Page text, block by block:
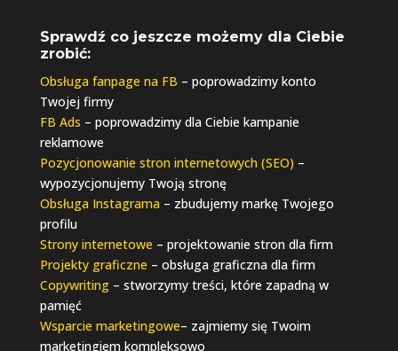
Sprawdź co jeszcze możemy dla Ciebie
zrobić:
Obsługa fanpage na FB – poprowadzimy konto
Twojej firmy
FB Ads – poprowadzimy dla Ciebie kampanie
reklamowe
Pozycjonowanie stron internetowych (SEO) –
wypozycjonujemy Twoją stronę
Obsługa Instagrama– zbudujemy markę Twojego
profilu
Strony internetowe – projektowanie stron dla firm
Projekty graficzne – obsługa graficzna dla firm
Copywriting– stworzymy treści, które zapadną w
pamięć
Wsparcie marketingowe– zajmiemy się Twoim
marketingiem kompleksowo